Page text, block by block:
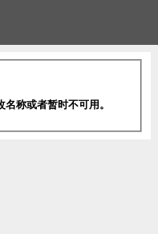
称或者暂时不可用。